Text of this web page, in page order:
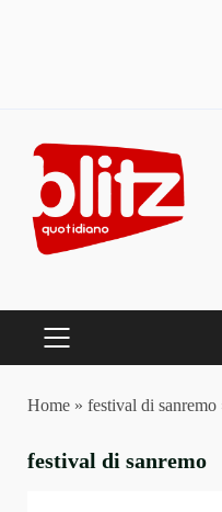
content
PRIMARY
Home » festival di sanremo
festival di sanremo